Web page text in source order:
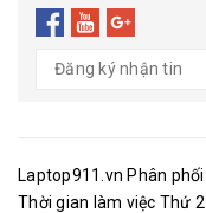
Laptop911.vn Phân
Thời gian làm việc Thứ